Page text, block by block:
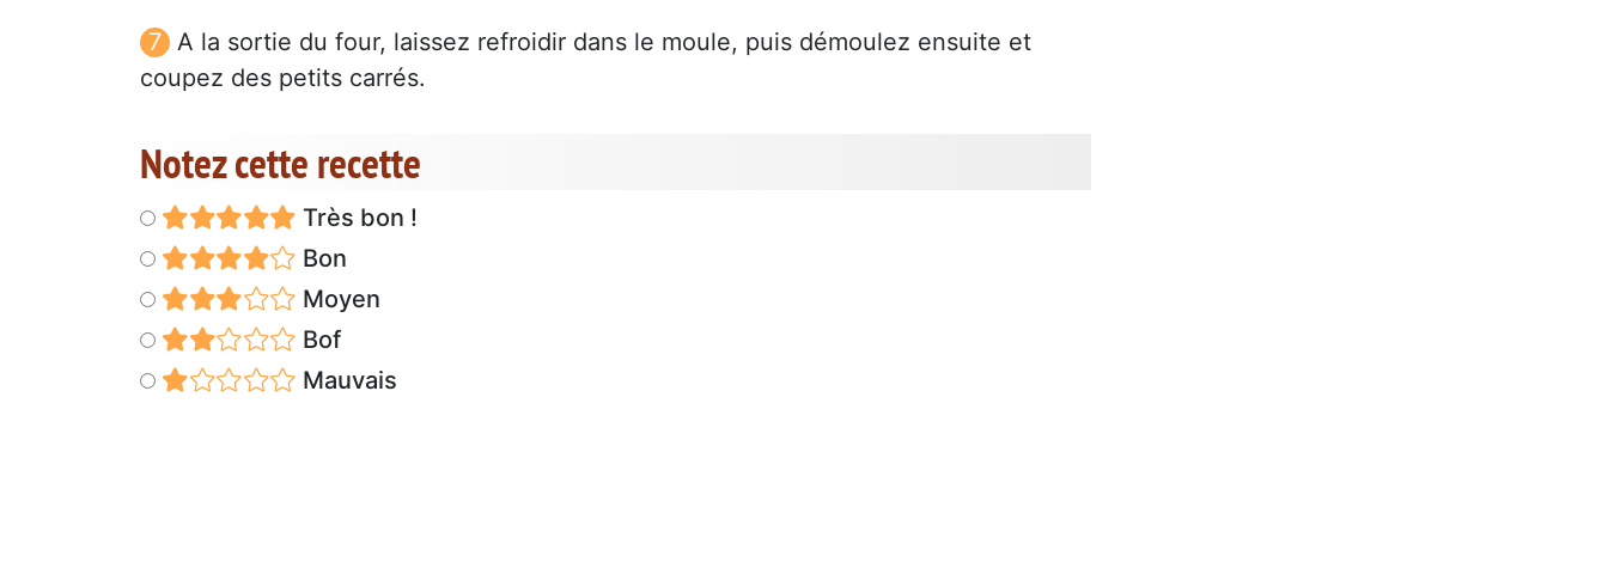
A la sortie du four, laissez refroidir dans le moule, puis démoulez ensuite et
coupez des petits carrés.
Notez cette recette
Très bon !
Bon
Moyen
Bof
Mauvais